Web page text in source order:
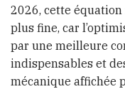
2026, cette
plus fine, car
par une meilleure
indispensables et
mécanique affichée